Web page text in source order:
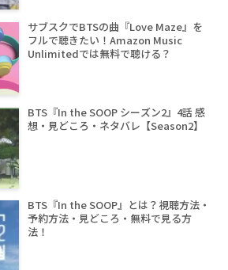
サブスクでBTSの曲『Love Maze』を
フルで聴きたい！Amazon Music
Unlimitedでは無料で聴ける？
BTS『In the SOOP シーズン2』4話 感
想・見どころ・ネタバレ【Season2】
BTS『In the SOOP』とは？視聴方法・
予約方法・見どころ・無料で見る方
法！